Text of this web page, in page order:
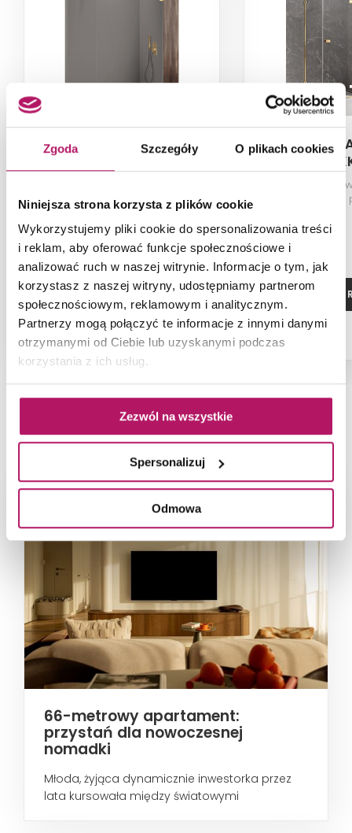
Zgoda Szczegóły O plikach cookies
Niniejsza strona korzysta z plików cookie
Wykorzystujemy pliki cookie do spersonalizowania treści
i reklam, aby oferować funkcje społecznościowe i
analizować ruch w naszej witrynie. Informacje o tym, jak
korzystasz z naszej witryny, udostępniamy partnerom
społecznościowym, reklamowym i analitycznym.
Partnerzy mogą połączyć te informacje z innymi danymi
otrzymanymi od Ciebie lub uzyskanymi podczas
korzystania z ich usług.
Zezwól na wszystkie
Spersonalizuj
Odmowa
New Trendy Avexa Gold
Shine EXK-7048
szkło przezroczyste, profile złote,
90x200 cm
2 114,00 PLN
ZOBACZ PRODUKT
Dostępność:na zamówienie
New Trendy
Shine
Kabina
przezroczyste,
ZOBACZ
NAJNOWSZE ARTYKUŁY
66-metrowy apartament:
przystań dla nowoczesnej
nomadki
Młoda, żyjąca dynamicznie inwestorka przez
lata kursowała między światowymi